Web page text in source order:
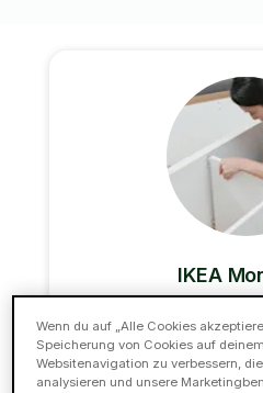
IKEA
zusammenbauen zu
Schreibtisch, dein Bett,
Bücherregal
Wenn du auf „Alle Cookies
Speicherung von Cookies auf
Websitenavigation zu verbessern,
analysieren und unsere